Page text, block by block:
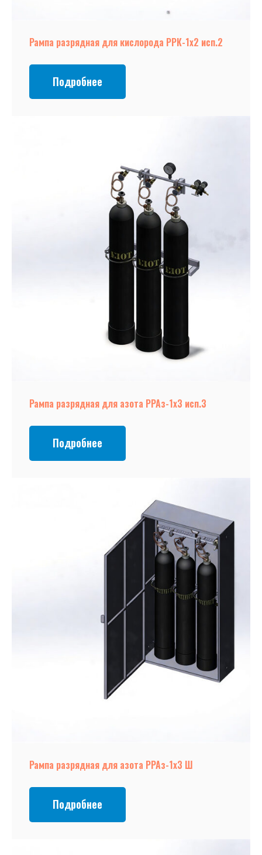
Рампа разрядная для кислорода РРК-1х2 исп.2
Подробнее
Рампа разрядная для азота РРАз-1х3 исп.3
Подробнее
Рампа разрядная для азота РРАз-1х3 Ш
Подробнее